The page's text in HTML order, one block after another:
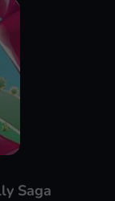
Saga